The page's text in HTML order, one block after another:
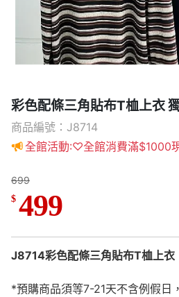
彩色配條三角貼布T桖上衣
商品編號：J8714
全館活動:♡全館消費滿$1000
699
$ 499
J8714彩色配條三角貼布T桖上衣
*預購商品須等7-21天不含例假日